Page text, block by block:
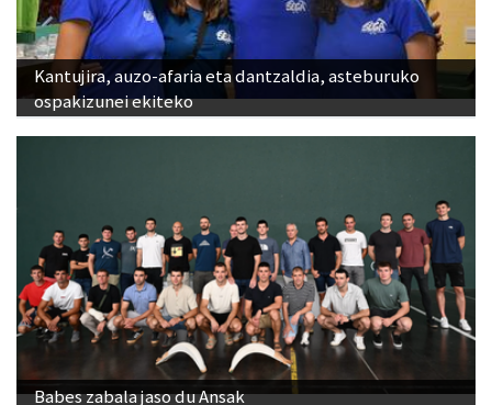
Kantujira, auzo-afaria eta dantzaldia, asteburuko
ospakizunei ekiteko
Babes zabala jaso du Ansak